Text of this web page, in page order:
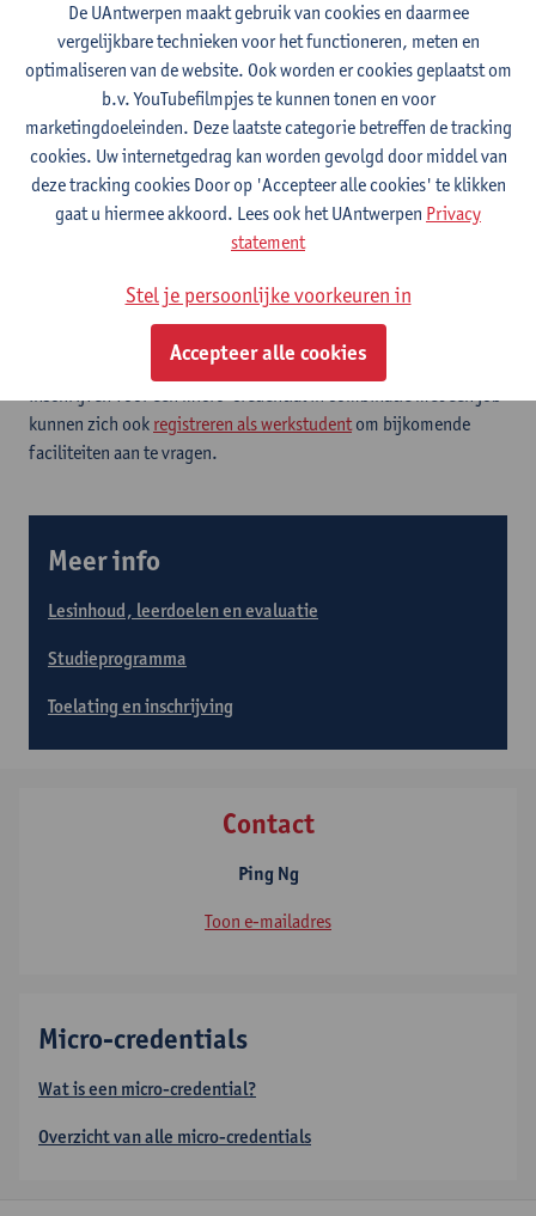
spreek-, schrijf- en vertaalvaardigheid rond alledaagse
contexten uit de Chinese samenleving. Waar mogelijk worden die
ook in een historische context geplaatst.
Voor wie?
Professionals en studenten met het Chinese taalniveau B1
(tolken, vertalers, managers, etc).
Een micro-credential combineren met je job?
Centrum Westterecht. Studenten die zich
inschrijven voor een micro-credential in combinatie met een job
kunnen zich ook registreren als werkstudentom bijkomende
faciliteiten aan te vragen.
Meer info
Lesinhoud, leerdoelen en evaluatie
Studieprogramma
Toelating en inschrijving
Contact
Ping Ng
Toon e-mailadres
Micro-credentials
Wat is een micro-credential?
Overzicht van alle micro-credentials
De UAntwerpen maakt gebruik van cookies en daarmee
vergelijkbare technieken voor het functioneren, meten en
optimaliseren van de website. Ook worden er cookies geplaatst om
b.v. YouTubefilmpjes te kunnen tonen en voor
marketingdoeleinden. Deze laatste categorie betreffen de tracking
cookies. Uw internetgedrag kan worden gevolgd door middel van
deze tracking cookies Door op 'Accepteer alle cookies' te klikken
gaat u hiermee akkoord. Lees ook het UAntwerpen Privacy
statement
Stel je persoonlijke voorkeuren in
Accepteer alle cookies